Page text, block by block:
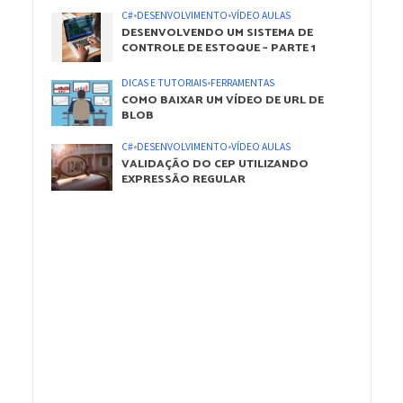
C#•DESENVOLVIMENTO•VÍDEO AULAS
DESENVOLVENDO UM SISTEMA DE
CONTROLE DE ESTOQUE – PARTE 1
DICAS E TUTORIAIS•FERRAMENTAS
COMO BAIXAR UM VÍDEO DE URL DE
BLOB
C#•DESENVOLVIMENTO•VÍDEO AULAS
VALIDAÇÃO DO CEP UTILIZANDO
EXPRESSÃO REGULAR